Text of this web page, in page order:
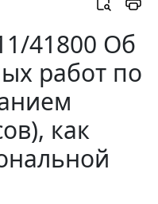
41800 Об
работ по
как